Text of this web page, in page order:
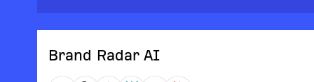
Brand Radar AI